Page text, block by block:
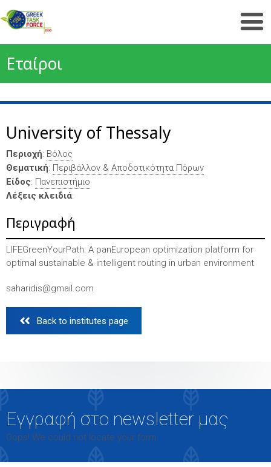
Εταίροι
University of Thessaly
Περιοχή: Βόλος
Θεματική: Περιβάλλον & Αποδοτικότητα Πόρων
Είδος: Πανεπιστήμιο
Λέξεις κλειδιά:
Περιγραφή
LIFEGreenYourPath: A panEuropean optimization platform for
optimal sustainable & intelligent routing in urban environment
saharidis@gmail.com
 Back to institutes page
Εγγραφή στο newsletter μας
Oops! We could not locate your form.